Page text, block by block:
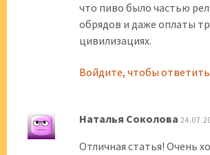
что пиво было частью
обрядов и даже оплаты
цивилизациях.
Войдите, чтобы ответить
Наталья Соколова
Отличная статья! Очень